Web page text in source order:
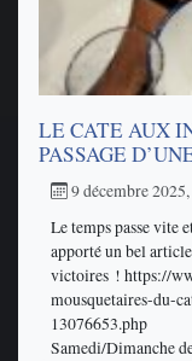
LE CATE AUX
PASSAGE
9 décembre 2025,
Le temps passe vite
apporté un bel
victoires ! https://
mousquetaires-du-
13076653.php
Samedi/Dimanche